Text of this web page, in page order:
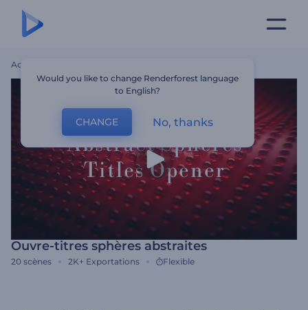
Accueil
Ouvre-titres sphères abstraites
20 scènes 2K+ Exportations Flexible
Would you like to change Renderforest language
to English?
CHANGE No, thanks